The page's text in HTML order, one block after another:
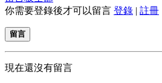
你需要登錄後才可以留言 登錄 | 註冊
留言
現在還沒有留言